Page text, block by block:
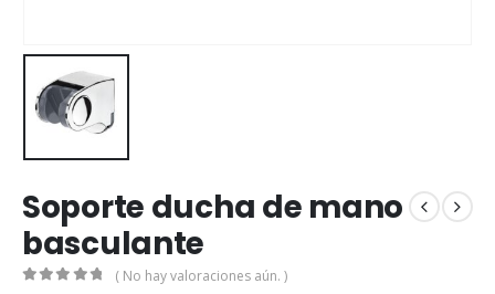
Soporte ducha de mano
basculante
( No hay valoraciones aún. )